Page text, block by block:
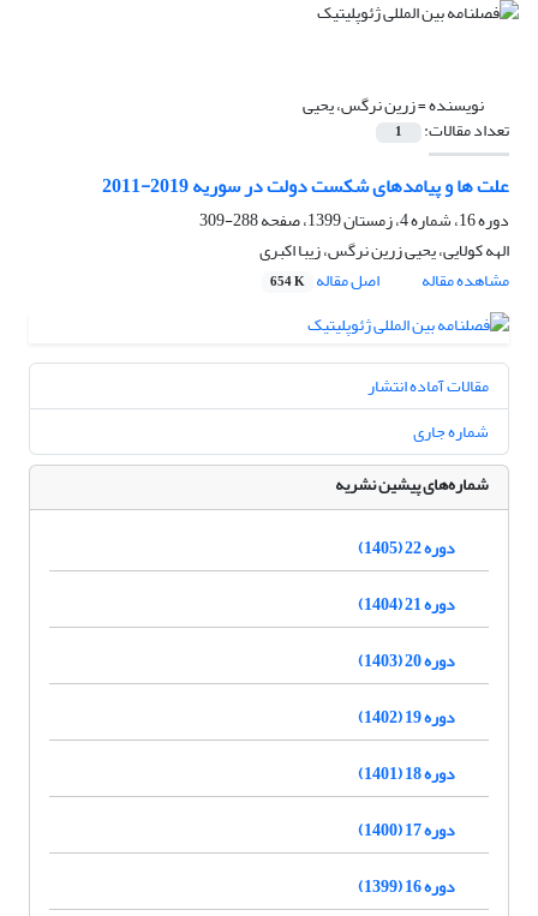
نویسنده =زرین نرگس، یحیی
تعداد مقالات: 1
علت ها و پیامدهای شکست دولت در سوریه 2019-2011
دوره 16، شماره 4، زمستان 1399، صفحه
288-309
الهه کولایی، یحیی زرین نرگس، زیبا اکبری
مشاهده مقاله
اصل مقاله 654 K
مقالات آماده انتشار
شماره جاری
شماره‌های پیشین نشریه
دوره 22 (1405)
دوره 21 (1404)
دوره 20 (1403)
دوره 19 (1402)
دوره 18 (1401)
دوره 17 (1400)
دوره 16 (1399)